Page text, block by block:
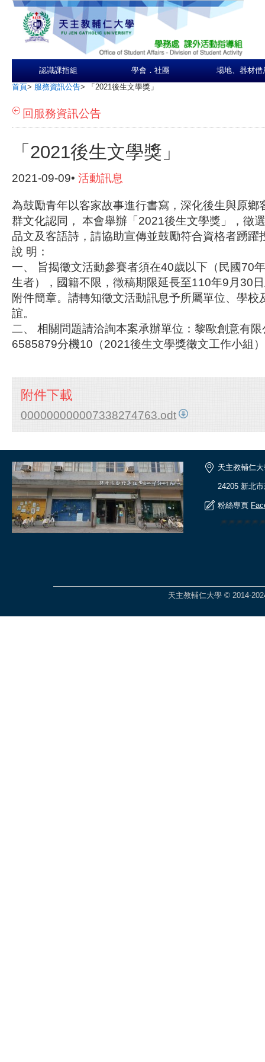
認識課指組 學會．社團 場地、器材借
首頁> 服務資訊公告> 「2021後生文學獎」
回服務資訊公告
「2021後生文學獎」
2021-09-09• 活動訊息
為鼓勵青年以客家故事進行書寫，深化後生與原鄉
群文化認同， 本會舉辦「2021後生文學獎」，徵
品文及客語詩，請協助宣傳並鼓勵符合資格者踴躍
說 明：
一、 旨揭徵文活動參賽者須在40歲以下（民國70
生者），國籍不限，徵稿期限延長至110年9月30
附件簡章。請轉知徵文活動訊息予所屬單位、學校
誼。
二、 相關問題請洽詢本案承辦單位：黎歐創意有
6585879分機10（2021後生文學獎徵文工作小組
附件下載
000000000007338274763.odt
天主教輔仁
24205 新北
粉絲專頁
天主教輔仁大學 © 2014-